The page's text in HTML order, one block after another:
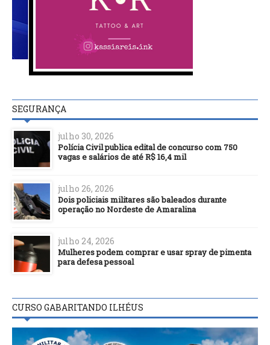
SEGURANÇA
julho 30, 2026
Polícia Civil publica edital de concurso com 750
vagas e salários de até R$ 16,4 mil
julho 26, 2026
Dois policiais militares são baleados durante
operação no Nordeste de Amaralina
julho 24, 2026
Mulheres podem comprar e usar spray de pimenta
para defesa pessoal
CURSO GABARITANDO ILHÉUS